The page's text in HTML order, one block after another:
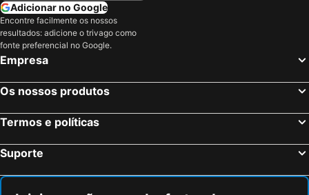
Adicionar no Google
Encontre facilmente os nossos
resultados: adicione o trivago como
fonte preferencial no Google.
Empresa
Os nossos produtos
Termos e políticas
Suporte